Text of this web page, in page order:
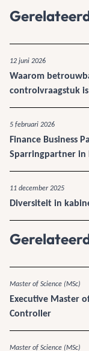
12 juni 2026
Waarom
controlvraagstuk is
5 februari 2026
Finance Business
Sparringpartner in
11 december 2025
Diversiteit in
Master of Science (MSc)
Executive Master
Controller
Master of Science (MSc)